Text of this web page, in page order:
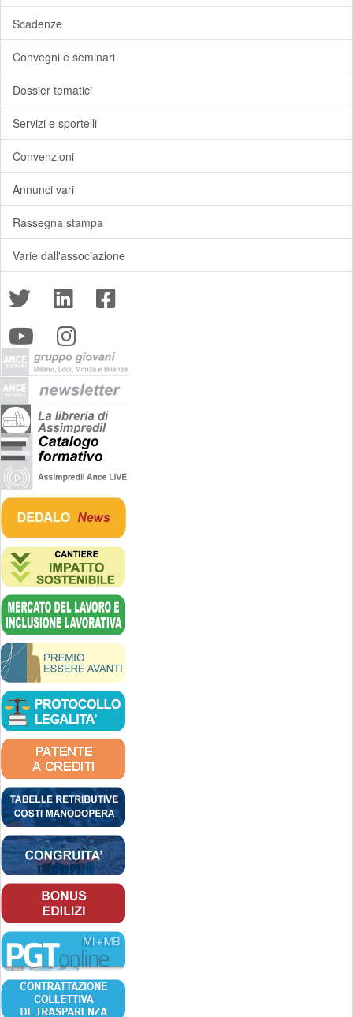
Scadenze
Convegni e seminari
Dossier tematici
Servizi e sportelli
Convenzioni
Annunci vari
Rassegna stampa
Varie dall'associazione